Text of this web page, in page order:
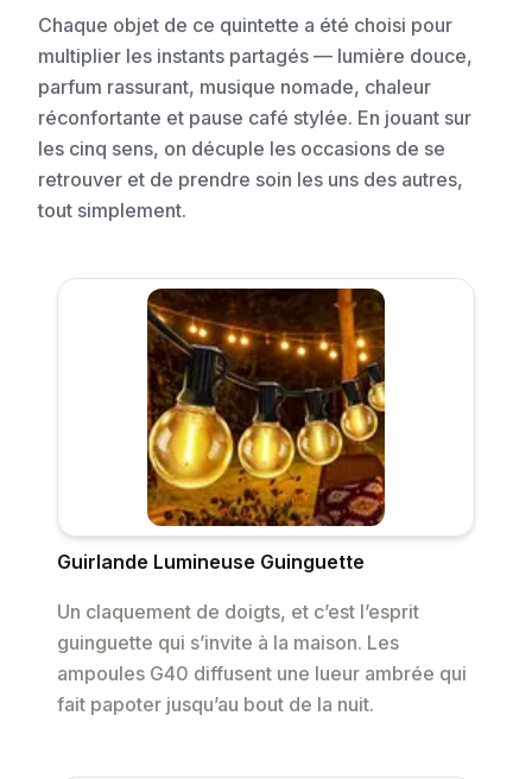
Chaque objet de ce quintette a été choisi pour
multiplier les instants partagés — lumière douce,
parfum rassurant, musique nomade, chaleur
réconfortante et pause café stylée. En jouant sur
les cinq sens, on décuple les occasions de se
retrouver et de prendre soin les uns des autres,
tout simplement.
Guirlande Lumineuse Guinguette
Un claquement de doigts, et c’est l’esprit
guinguette qui s’invite à la maison. Les
ampoules G40 diffusent une lueur ambrée qui
fait papoter jusqu’au bout de la nuit.